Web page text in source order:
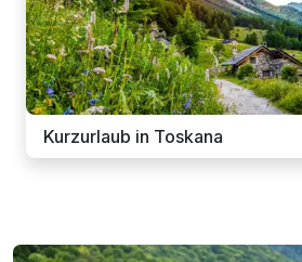
Kurzurlaub in Toskana